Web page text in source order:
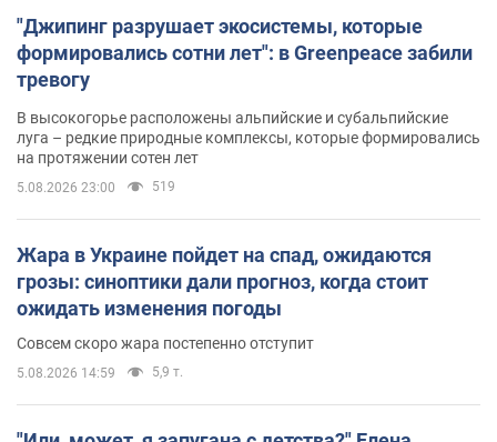
"Джипинг разрушает экосистемы, которые
формировались сотни лет": в Greenpeace забили
тревогу
В высокогорье расположены альпийские и субальпийские
луга – редкие природные комплексы, которые формировались
на протяжении сотен лет
5.08.2026 23:00 519
Жара в Украине пойдет на спад, ожидаются
грозы: синоптики дали прогноз, когда стоит
ожидать изменения погоды
Совсем скоро жара постепенно отступит
5.08.2026 14:59 5,9 т.